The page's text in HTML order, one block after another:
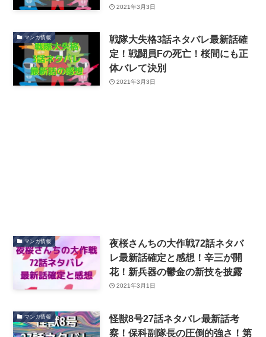
2021年3月3日
マンガ情報
戦隊大失格3話ネタバレ最新話確
定！戦闘員Fの死亡！桜間にも正
体バレて決別
2021年3月3日
マンガ情報
夜桜さんちの大作戦72話ネタバ
レ最新話確定と感想！辛三が開
花！新兵器の鬱金の新技を披露
2021年3月1日
マンガ情報
怪獣8号27話ネタバレ最新話考
察！保科副隊長の圧倒的強さ！第